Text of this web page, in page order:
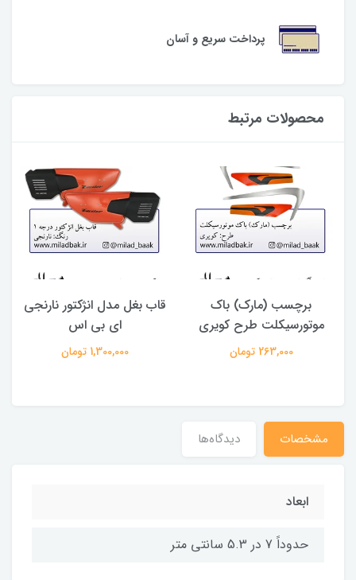
پرداخت سریع و آسان
محصولات مرتبط
برچسب (مارک) باک
موتورسیکلت طرح کویری
263,000 تومان
قاب بغل مدل انژکتور نارنجی
ای بی اس
1,300,000 تومان
مشخصات دیدگاه‌ها
ابعاد
حدوداً 7 در 5.3 سانتی متر